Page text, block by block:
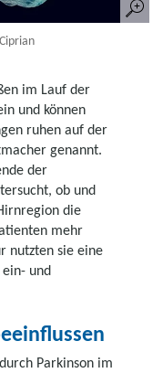
im Lauf der
und können
ruhen auf der
genannt.
der
ob und
die
mehr
nutzten sie eine
und
Parkinson im